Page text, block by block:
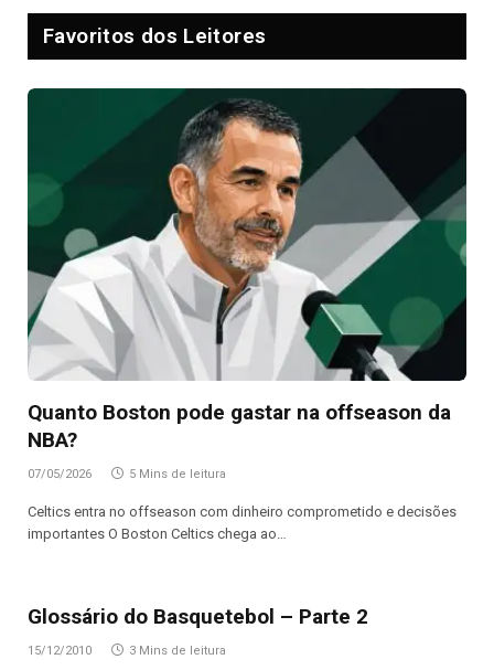
Favoritos dos Leitores
Quanto Boston pode gastar na offseason da
NBA?
07/05/2026 5 Mins de leitura
Celtics entra no offseason com dinheiro comprometido e decisões
importantes O Boston Celtics chega ao…
Glossário do Basquetebol – Parte 2
15/12/2010 3 Mins de leitura